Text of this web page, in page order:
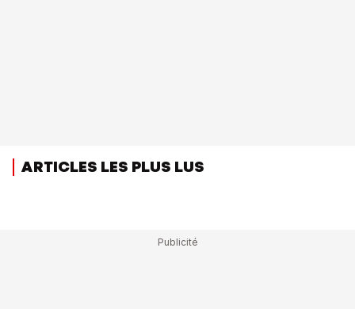
ARTICLES LES PLUS LUS